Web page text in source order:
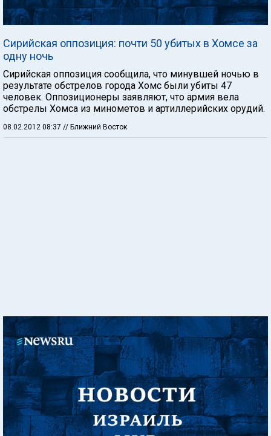
Сирийская оппозиция: почти 50 убитых в Хомсе за
одну ночь
Сирийская оппозиция сообщила, что минувшей ночью в
результате обстрелов города Хомс были убиты 47
человек. Оппозиционеры заявляют, что армия вела
обстрелы Хомса из минометов и артиллерийских орудий.
08.02.2012 08:37 // Ближний Восток